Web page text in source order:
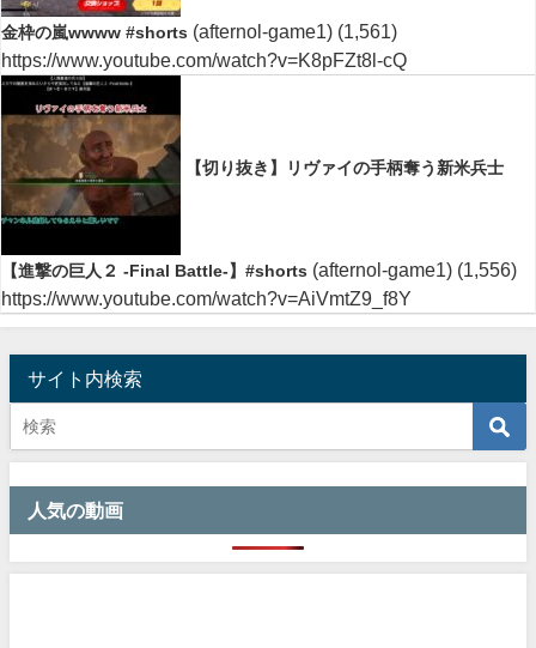
金枠の嵐wwww #shorts (afternol-game1) (1,561)
https://www.youtube.com/watch?v=K8pFZt8l-cQ
【切り抜き】リヴァイの手柄奪う新米兵士
【進撃の巨人２ -Final Battle-】#shorts (afternol-game1) (1,556)
https://www.youtube.com/watch?v=AiVmtZ9_f8Y
サイト内検索
人気の動画